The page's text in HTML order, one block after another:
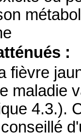
:
fièvre
maladie
4.3.).